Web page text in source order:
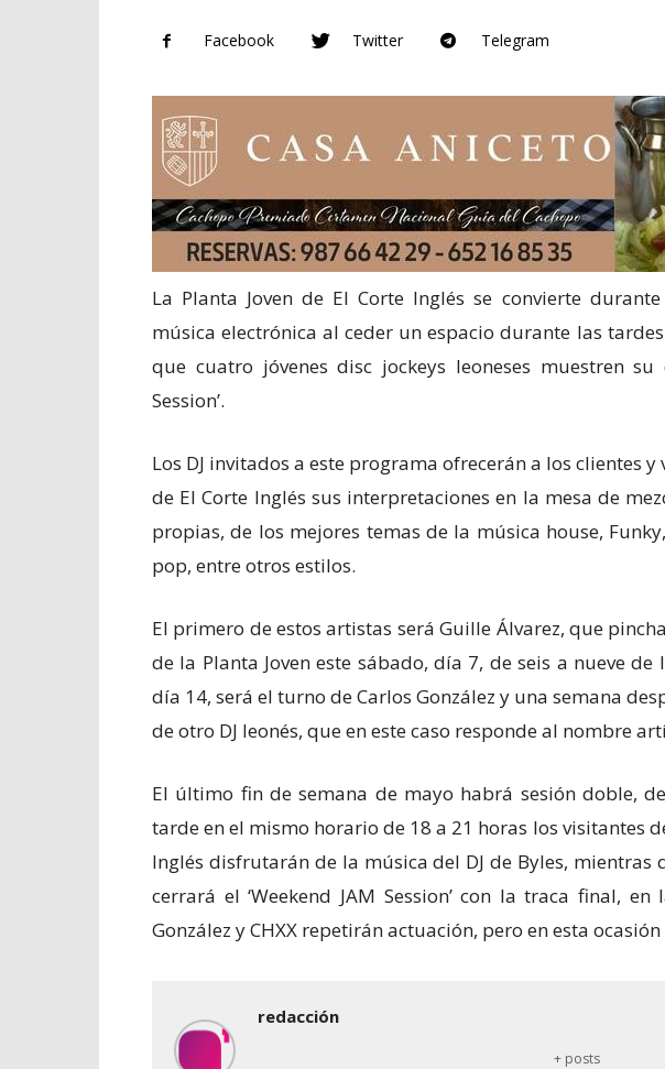
Facebook Twitter Telegram
La Planta Joven de El Corte Inglés se convierte
música electrónica al ceder un espacio durante las
que cuatro jóvenes disc jockeys leoneses muestren su
Session’.
Los DJ invitados a este programa ofrecerán a los clientes
de El Corte Inglés sus interpretaciones en la mesa de
propias, de los mejores temas de la música house,
pop, entre otros estilos.
El primero de estos artistas será Guille Álvarez, que
de la Planta Joven este sábado, día 7, de seis a nueve
día 14, será el turno de Carlos González y una semana
de otro DJ leonés, que en este caso responde al nombre
El último fin de semana de mayo habrá sesión doble,
tarde en el mismo horario de 18 a 21 horas los visitantes
Inglés disfrutarán de la música del DJ de Byles,
cerrará el ‘Weekend JAM Session’ con la traca final,
González y CHXX repetirán actuación, pero en esta
redacción
+ posts